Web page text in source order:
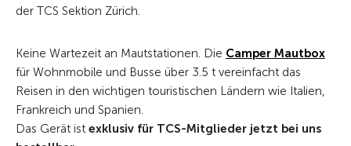
der TCS Sektion Zürich.
Keine Wartezeit an Mautstationen. Die Camper Mautbox
für Wohnmobile und Busse über 3.5 t vereinfacht das
Reisen in den wichtigen touristischen Ländern wie Italien,
Frankreich und Spanien.
Das Gerät ist exklusiv für TCS-Mitglieder jetzt bei uns